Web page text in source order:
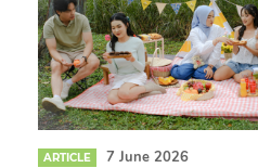
ARTICLE 7 June 2026